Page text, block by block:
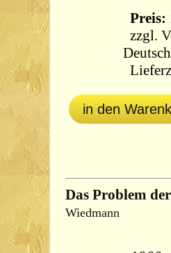
Preis:
zzgl.
in den
Das Problem
Wiedmann